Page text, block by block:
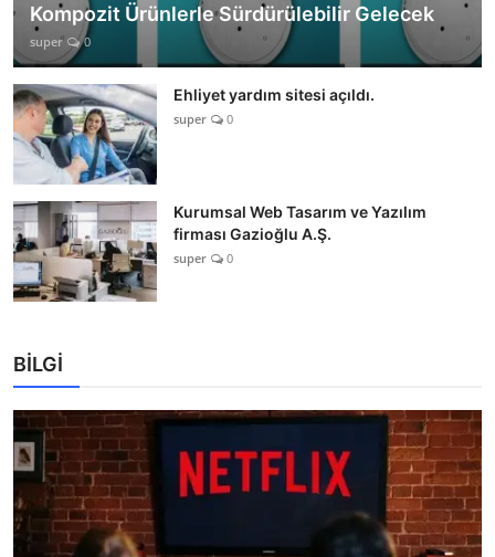
Kompozit Ürünlerle Sürdürülebilir Gelecek
super 0
Ehliyet yardım sitesi açıldı.
super 0
Kurumsal Web Tasarım ve Yazılım
firması Gazioğlu A.Ş.
super 0
BİLGİ